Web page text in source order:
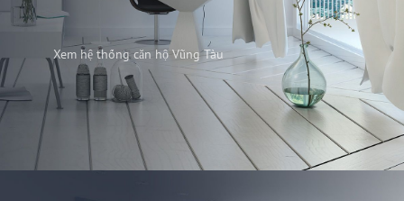
Xem hệ thống căn hộ Vũng Tàu